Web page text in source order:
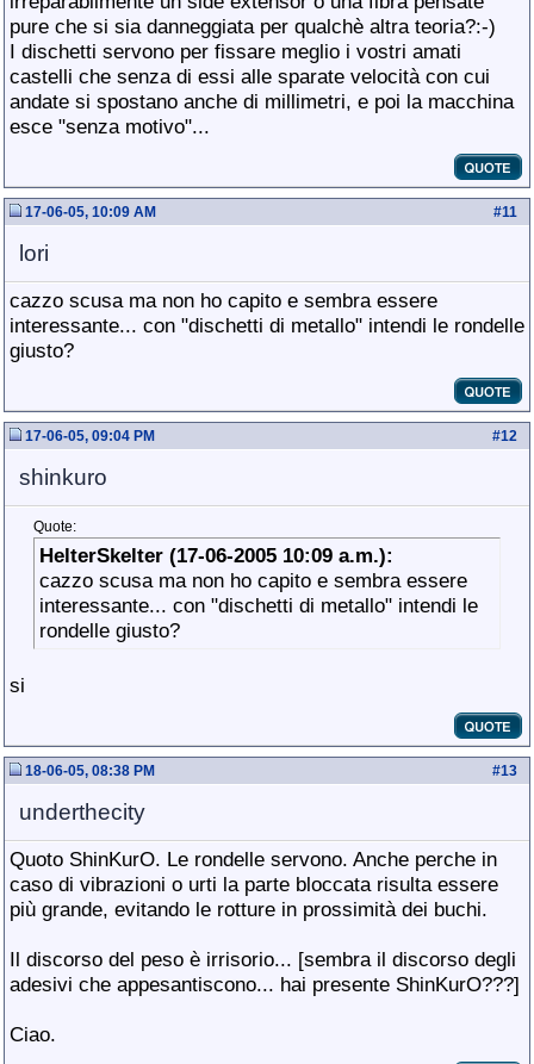
pure che si sia danneggiata per qualchè altra teoria?:-)
I dischetti servono per fissare meglio i vostri amati
castelli che senza di essi alle sparate velocità con cui
andate si spostano anche di millimetri, e poi la macchina
esce "senza motivo"...
#11
17-06-05, 10:09 AM
lori
cazzo scusa ma non ho capito e sembra essere
interessante... con "dischetti di metallo" intendi le rondelle
giusto?
#12
17-06-05, 09:04 PM
shinkuro
Quote:
HelterSkelter (17-06-2005 10:09 a.m.):
cazzo scusa ma non ho capito e sembra essere
interessante... con "dischetti di metallo" intendi le
rondelle giusto?
si
#13
18-06-05, 08:38 PM
underthecity
Quoto ShinKurO. Le rondelle servono. Anche perche in
caso di vibrazioni o urti la parte bloccata risulta essere
più grande, evitando le rotture in prossimità dei buchi.
Il discorso del peso è irrisorio... [sembra il discorso degli
adesivi che appesantiscono... hai presente ShinKurO???]
Ciao.